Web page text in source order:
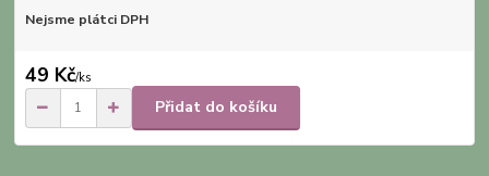
Nejsme plátci DPH
49 Kč/ks
Přidat do košíku